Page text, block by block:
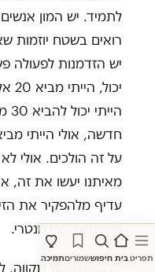
תפריטבית חיפוששמוריםתמיכה
לתמיד. יש המון
רואים בשטח יוזמות
יש הזדמנות לפעולה
חדשה, אולי הייתי
על זה הולכים. אולי
מאיתנו יעשו את זה,
עדיף מלהפקיר את
למשחק הפרלמנטרי.
"זה מהלך של תקווה,